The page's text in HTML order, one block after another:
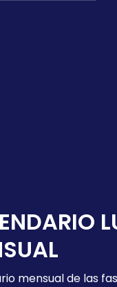
mensual de las